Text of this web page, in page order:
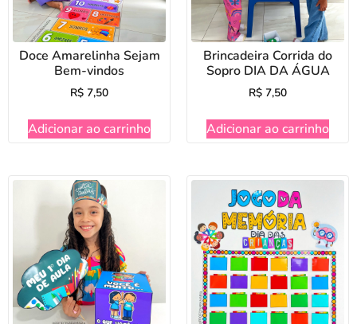
Doce Amarelinha Sejam
Bem-vindos
R$ 7,50
Adicionar ao carrinho
Brincadeira Corrida do
Sopro DIA DA ÁGUA
R$ 7,50
Adicionar ao carrinho